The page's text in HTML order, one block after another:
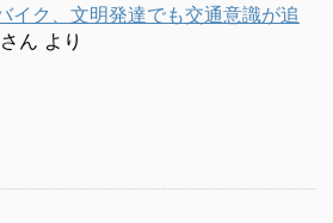
イク、文明発達でも交通意識が追
ん より